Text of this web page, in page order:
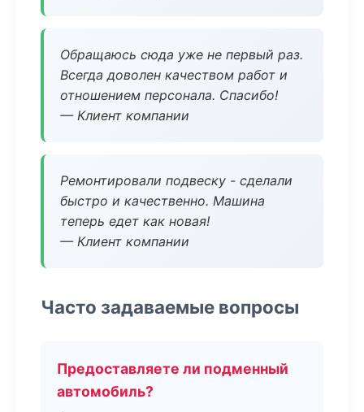
Обращаюсь сюда уже не первый раз.
Всегда доволен качеством работ и
отношением персонала. Спасибо!
— Клиент компании
Ремонтировали подвеску - сделали
быстро и качественно. Машина
теперь едет как новая!
— Клиент компании
Часто задаваемые вопросы
Предоставляете ли подменный
автомобиль?